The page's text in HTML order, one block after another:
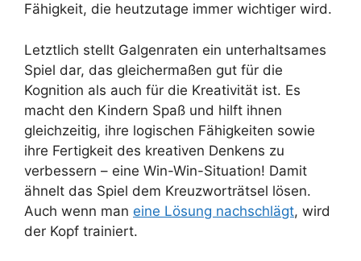
Fähigkeit, die heutzutage immer wichtiger wird.
Letztlich stellt Galgenraten ein unterhaltsames
Spiel dar, das gleichermaßen gut für die
Kognition als auch für die Kreativität ist. Es
macht den Kindern Spaß und hilft ihnen
gleichzeitig, ihre logischen Fähigkeiten sowie
ihre Fertigkeit des kreativen Denkens zu
verbessern – eine Win-Win-Situation! Damit
ähnelt das Spiel dem Kreuzworträtsel lösen.
Auch wenn man eine Lösung nachschlägt, wird
der Kopf trainiert.